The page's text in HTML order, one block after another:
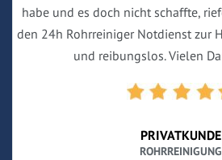
habe und es doch nicht schaffte,
den 24h Rohrreiniger Notdienst zur
und reibungslos. Vielen
PRIVATKUNDE
ROHRREINIGUNG